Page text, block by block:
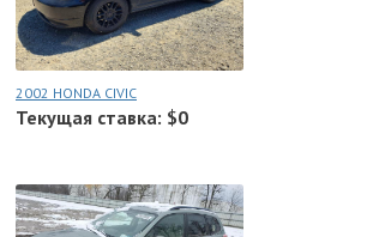
2002 HONDA CIVIC
Текущая ставка: $0